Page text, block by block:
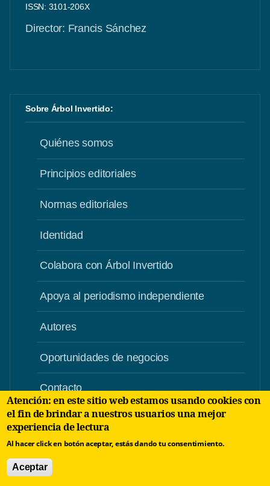
ISSN: 3101-206X
Director: Francis Sánchez
Sobre Árbol Invertido:
Quiénes somos
Principios editoriales
Normas editoriales
Identidad
Colabora con Árbol Invertido
Apoya al periodismo independiente
Autores
Oportunidades de negocios
Contacto
Aviso Legal
Uso de Cookies
Atención: en este sitio web estamos usando cookies con
el fin de brindar a nuestros usuarios una mejor
experiencia de lectura
Al hacer click en botón aceptar, estás dando tu consentimiento.
Aceptar